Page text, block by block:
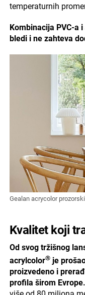
temperaturnih
Kombinacija PVC-a
bledi i ne zahteva
Gealan acrycolor
Kvalitet koji
Od svog tržišnog
acrylcolor®je
proizvedeno i
profila širom Evrope.